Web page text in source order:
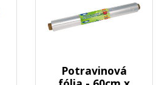
Potravinová